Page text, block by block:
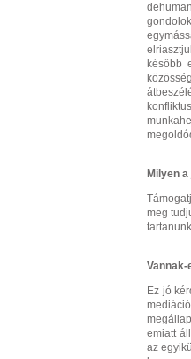
később
Milyen
meg
Ez jó
emiatt
az